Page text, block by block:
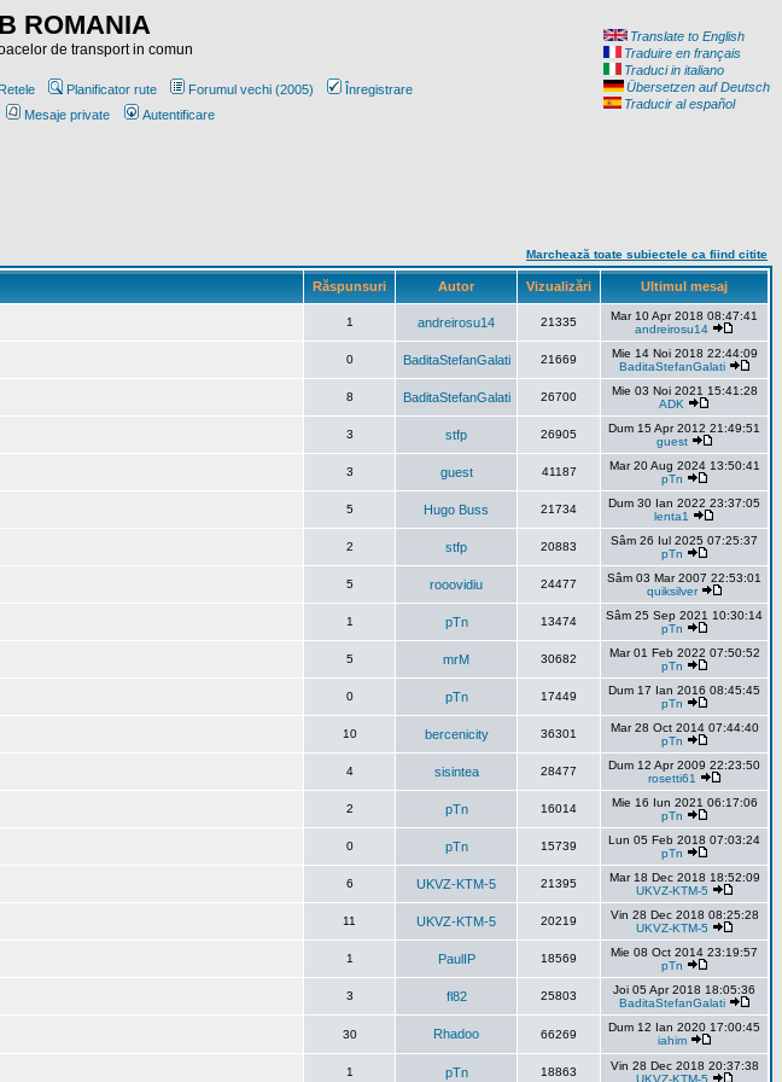
ROMANIA
de transport in comun
Retele Planificator rute Forumul vechi (2005)
Înregistrare
Mesaje private Autentificare
Translate to English
Traduire en français
Traduci in italiano
Übersetzen auf Deutsch
Traducir al español
Marchează toate subiectele ca fiind citite
Răspunsuri Autor Vizualizări Ultimul mesaj
1 andreirosu14 21335
Mar 10 Apr 2018 08:47:41
andreirosu14
0 BaditaStefanGalati 21669
Mie 14 Noi 2018 22:44:09
BaditaStefanGalati
8 BaditaStefanGalati 26700
Mie 03 Noi 2021 15:41:28
ADK
3 stfp 26905
Dum 15 Apr 2012 21:49:51
guest
3 guest 41187
Mar 20 Aug 2024 13:50:41
pTn
5 Hugo Buss 21734
Dum 30 Ian 2022 23:37:05
lenta1
2 stfp 20883
Sâm 26 Iul 2025 07:25:37
pTn
5 rooovidiu 24477
Sâm 03 Mar 2007 22:53:01
quiksilver
1 pTn 13474
Sâm 25 Sep 2021 10:30:14
pTn
5 mrM 30682
Mar 01 Feb 2022 07:50:52
pTn
0 pTn 17449
Dum 17 Ian 2016 08:45:45
pTn
10 bercenicity 36301
Mar 28 Oct 2014 07:44:40
pTn
4 sisintea 28477
Dum 12 Apr 2009 22:23:50
rosetti61
2 pTn 16014
Mie 16 Iun 2021 06:17:06
pTn
0 pTn 15739
Lun 05 Feb 2018 07:03:24
pTn
6 UKVZ-KTM-5 21395
Mar 18 Dec 2018 18:52:09
UKVZ-KTM-5
11 UKVZ-KTM-5 20219
Vin 28 Dec 2018 08:25:28
UKVZ-KTM-5
1 PaulIP 18569
Mie 08 Oct 2014 23:19:57
pTn
3 fl82 25803
Joi 05 Apr 2018 18:05:36
BaditaStefanGalati
30 Rhadoo 66269
Dum 12 Ian 2020 17:00:45
iahim
1 pTn 18863
Vin 28 Dec 2018 20:37:38
UKVZ-KTM-5